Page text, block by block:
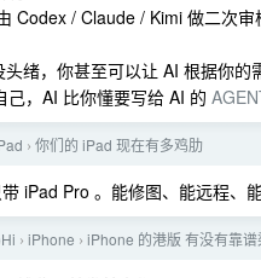
Codex / Claude / Kimi 做二次
头绪，你甚至可以让 AI 根据你的
，AI 比你懂要写给 AI 的
› 你们的 iPad 现在有多鸡肋
iPad Pro 。能修图、能远程、
› iPhone › iPhone 的港版 有没有靠谱